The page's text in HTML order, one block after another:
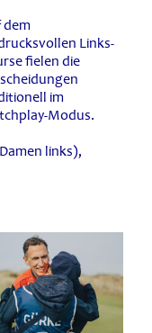
dem
Links-
fielen die
im
Modus.
links),